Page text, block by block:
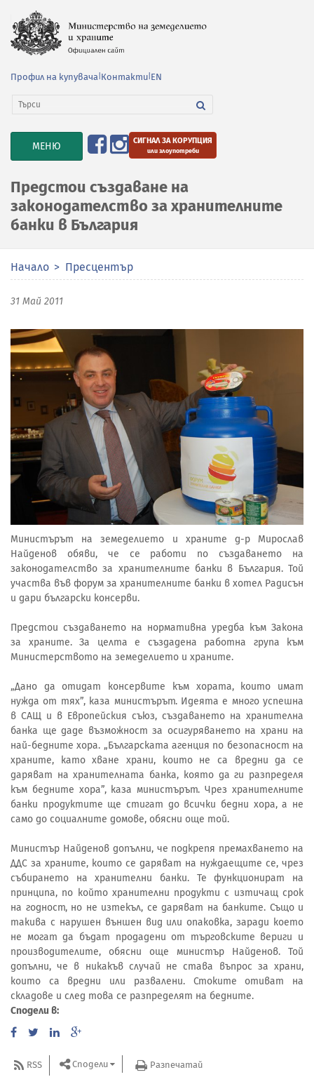
Профил на купувача Контакти EN
TOGGLE
NAVIGATION
МЕНЮ СИГНАЛ ЗА КОРУПЦИЯ
или злоупотреби
Предстои създаване на
законодателство за хранителните
банки в България
Начало Пресцентър
31 Май 2011
Министърът на земеделието и храните д-р Мирослав
Найденов обяви, че се работи по създаването на
законодателство за хранителните банки в България. Той
участва във форум за хранителните банки в хотел Радисън
и дари български консерви.
Предстои създаването на нормативна уредба към Закона
за храните. За целта е създадена работна група към
Министерството на земеделието и храните.
„Дано да отидат консервите към хората, които имат
нужда от тях”, каза министърът. Идеята е много успешна
в САЩ и в Европейския съюз, създаването на хранителна
банка ще даде възможност за осигуряването на храни на
най-бедните хора. „Българската агенция по безопасност на
храните, като хване храни, които не са вредни да се
даряват на хранителната банка, която да ги разпределя
към бедните хора”, каза министърът. Чрез хранителните
банки продуктите ще стигат до всички бедни хора, а не
само до социалните домове, обясни още той.
Министър Найденов допълни, че подкрепя премахването на
ДДС за храните, които се даряват на нуждаещите се, чрез
събирането на хранителни банки. Те функционират на
принципа, по който хранителни продукти с изтичащ срок
на годност, но не изтекъл, се даряват на банките. Също и
такива с нарушен външен вид или опаковка, заради което
не могат да бъдат продадени от търговските вериги и
производителите, обясни още министър Найденов. Той
допълни, че в никакъв случай не става въпрос за храни,
които са вредни или развалени. Стоките отиват на
складове и след това се разпределят на бедните.
Сподели в:
RSS Сподели Разпечатай